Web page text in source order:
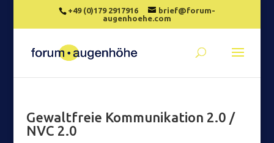
+49 (0)179 2917916
brief@forum-
augenhoehe.com
Gewaltfreie Kommunikation 2.0 /
NVC 2.0